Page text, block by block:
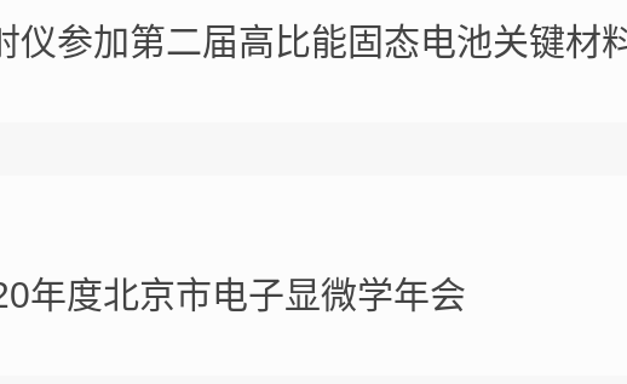
参加第二届高比能固态电池关键材
年度北京市电子显微学年会